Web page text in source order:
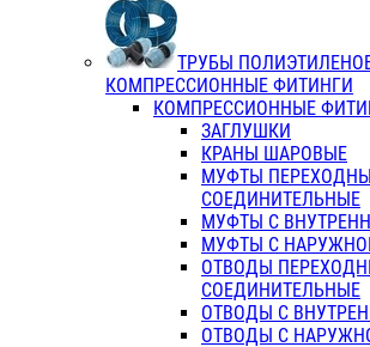
ТРУБЫ
КОМПРЕССИОННЫЕ ФИТИНГИ
КОМПРЕССИОННЫЕ
ЗАГЛУШКИ
КРАНЫ ШАРОВЫЕ
МУФТЫ
СОЕДИНИТЕЛЬНЫЕ
МУФТЫ С
МУФТЫ С
ОТВОДЫ
СОЕДИНИТЕЛЬНЫЕ
ОТВОДЫ С
ОТВОДЫ С